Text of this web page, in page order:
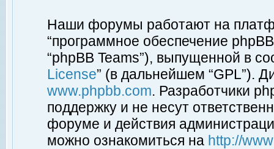
Наши форумы работают на
“программное обеспечение
“phpBB Teams”), выпущенной в
License” (в дальнейшем “GPL”).
www.phpbb.com. Разработчики
поддержку и не несут
форуме и действия
можно ознакомиться на http://